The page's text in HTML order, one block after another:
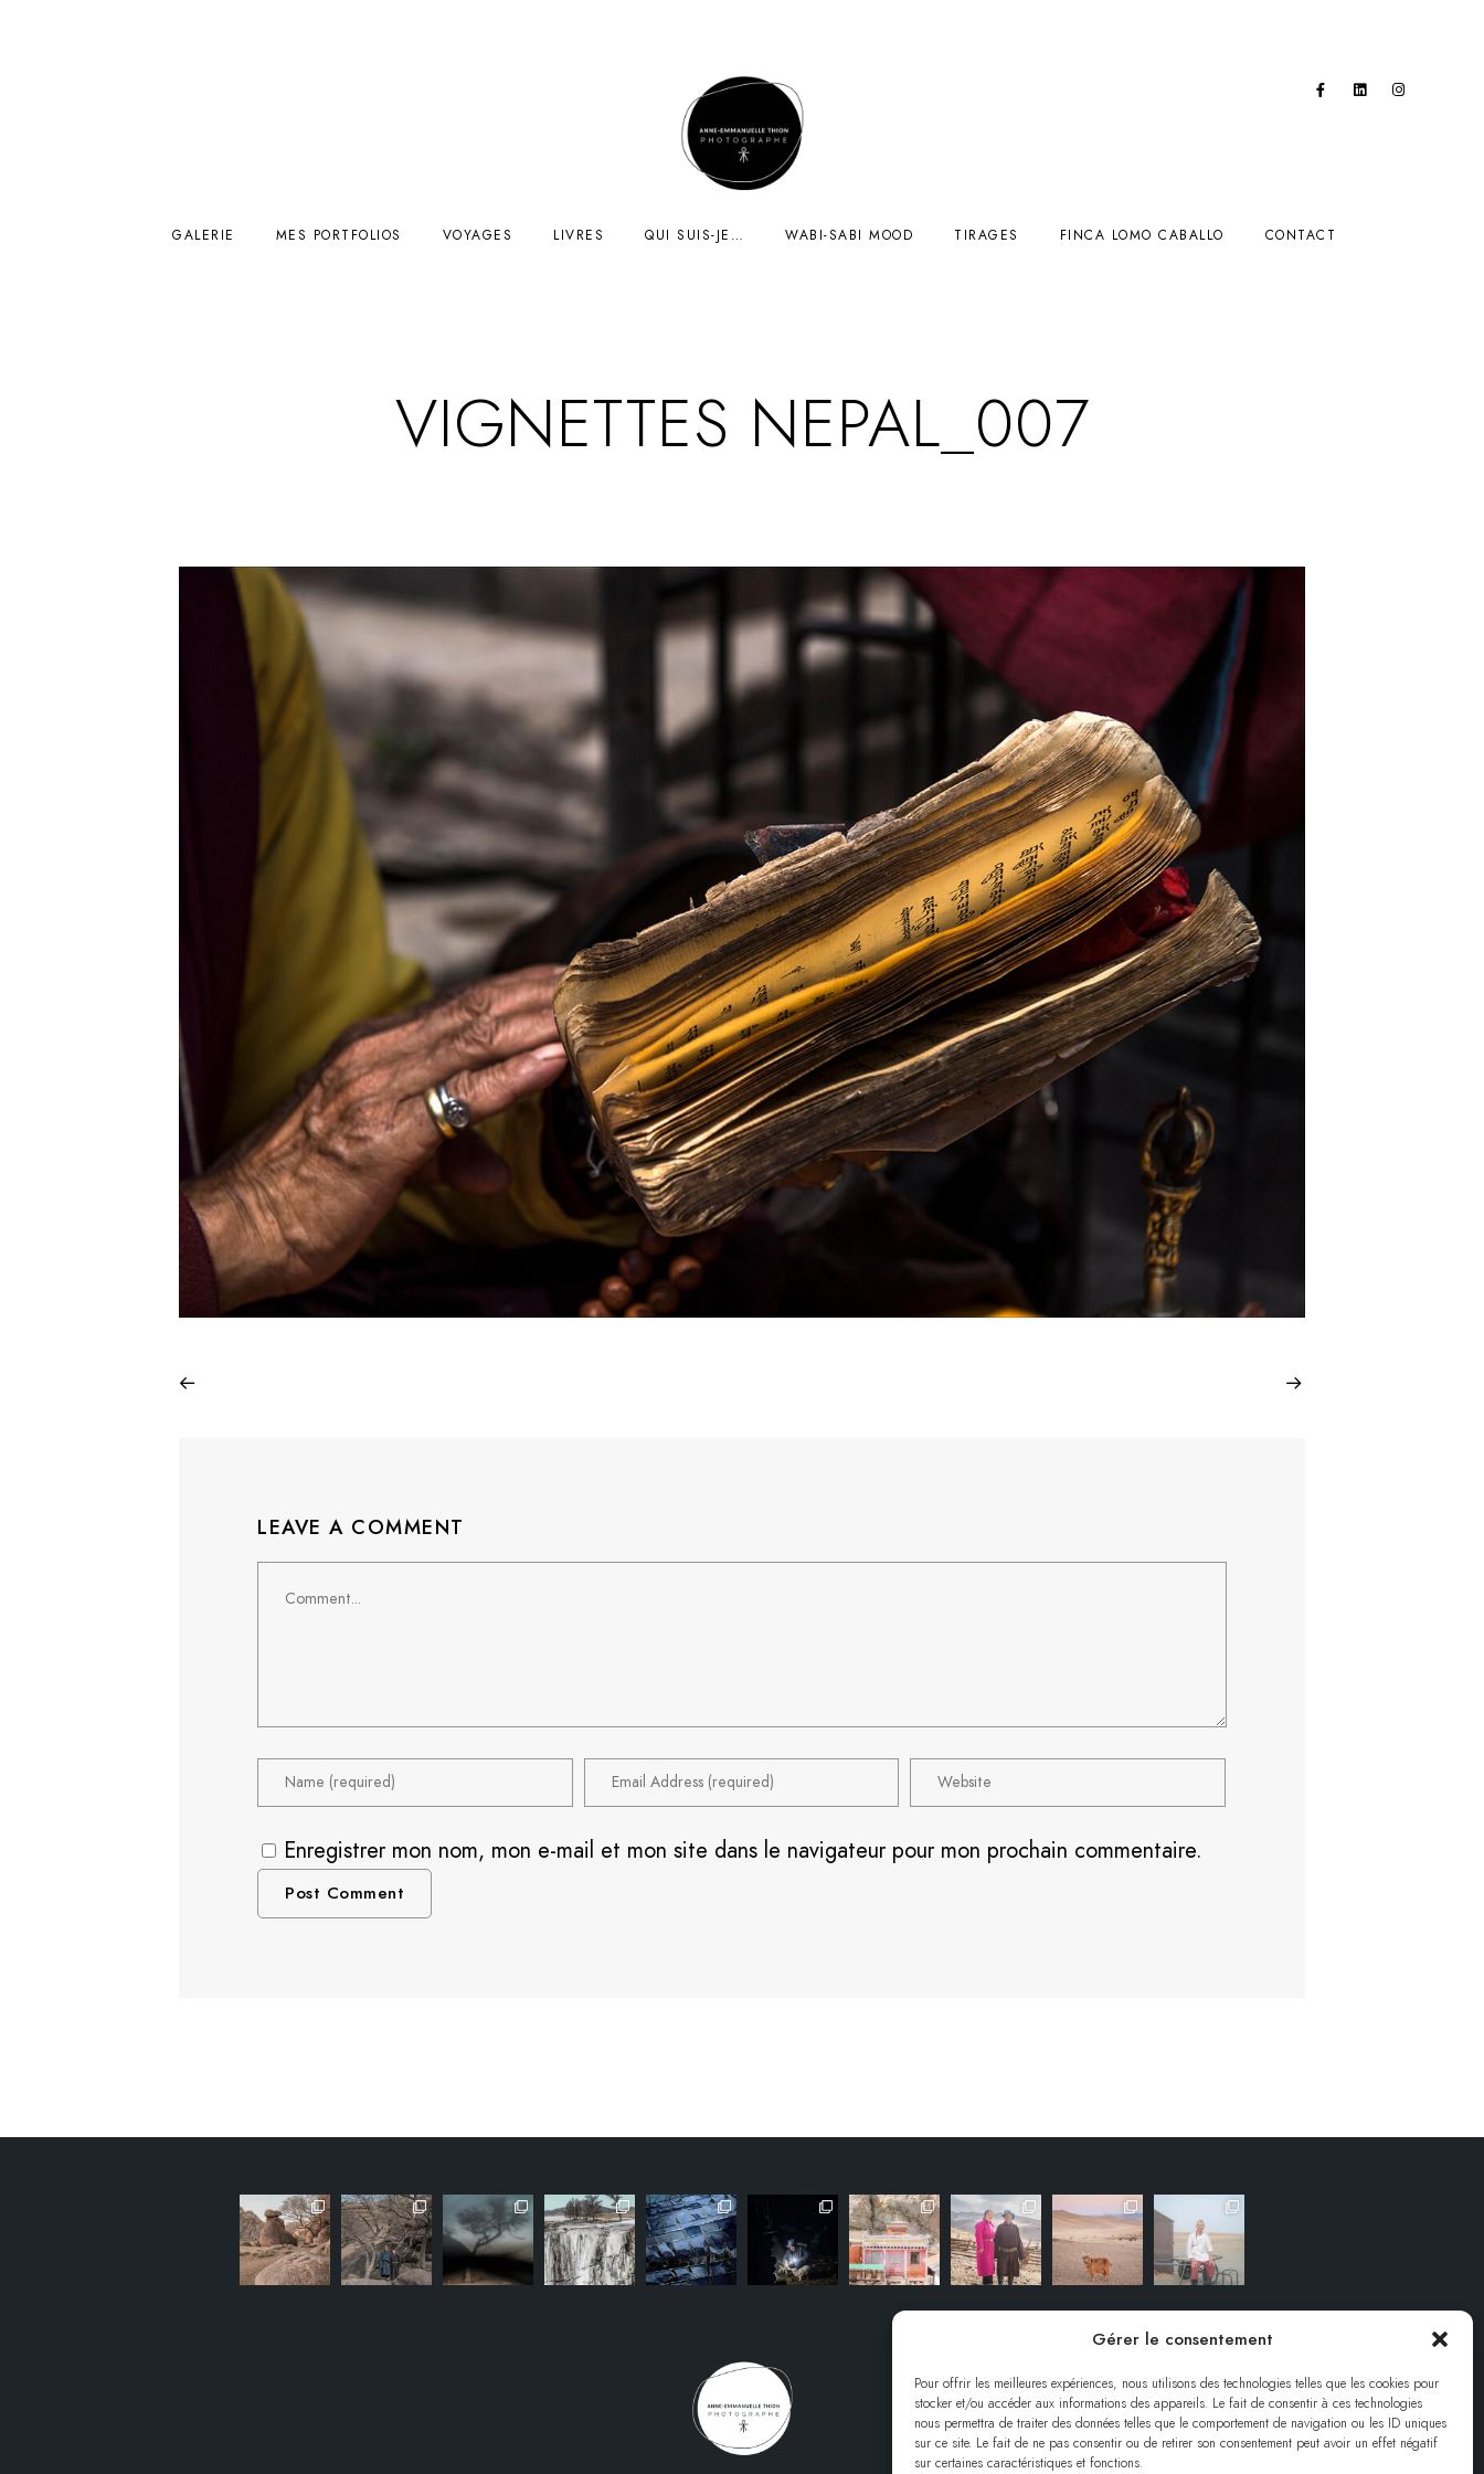
Gérer le consentement
Pour offrir les meilleures expériences, nous utilisons des technologies telles que les cookies pour
stocker et/ou accéder aux informations des appareils. Le fait de consentir à ces technologies
nous permettra de traiter des données telles que le comportement de navigation ou les ID uniques
sur ce site. Le fait de ne pas consentir ou de retirer son consentement peut avoir un effet négatif
sur certaines caractéristiques et fonctions.
GALERIE MES PORTFOLIOS VOYAGES LIVRES QUI SUIS-JE… WABI-SABI MOOD TIRAGES FINCA LOMO CABALLO CONTACT
VIGNETTES NEPAL_007
LEAVE A COMMENT
Enregistrer mon nom, mon e-mail et mon site dans le navigateur pour mon prochain commentaire.